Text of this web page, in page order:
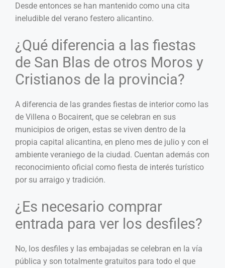
Desde entonces se han mantenido como una cita
ineludible del verano festero alicantino.
¿Qué diferencia a las fiestas
de San Blas de otros Moros y
Cristianos de la provincia?
A diferencia de las grandes fiestas de interior como las
de Villena o Bocairent, que se celebran en sus
municipios de origen, estas se viven dentro de la
propia capital alicantina, en pleno mes de julio y con el
ambiente veraniego de la ciudad. Cuentan además con
reconocimiento oficial como fiesta de interés turístico
por su arraigo y tradición.
¿Es necesario comprar
entrada para ver los desfiles?
No, los desfiles y las embajadas se celebran en la vía
pública y son totalmente gratuitos para todo el que